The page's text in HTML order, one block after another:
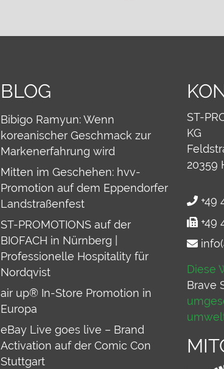
BLOG
Bibigo Ramyun: Wenn
koreanischer Geschmack zur
Markenerfahrung wird
Mitten im Geschehen: hvv-
Promotion auf dem Eppendorfer
Landstraßenfest
ST-PROMOTIONS auf der
BIOFACH in Nürnberg |
Professionelle Hospitality für
Nordqvist
air up® In-Store Promotion in
Europa
eBay Live goes live – Brand
Activation auf der Comic Con
Stuttgart
ST-
KG
20359
+49
+49
Diese
Brave